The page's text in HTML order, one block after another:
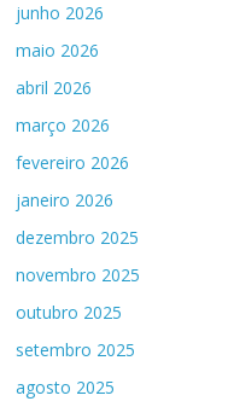
junho 2026
maio 2026
abril 2026
março 2026
fevereiro 2026
janeiro 2026
dezembro 2025
novembro 2025
outubro 2025
setembro 2025
agosto 2025